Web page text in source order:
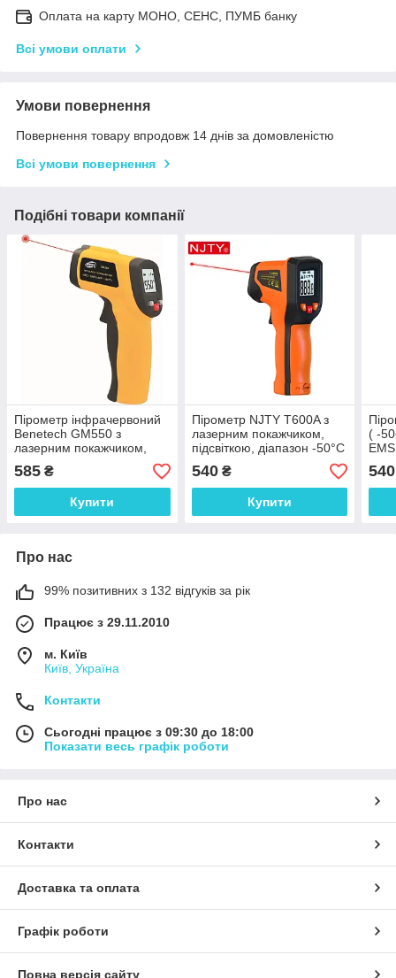
Оплата на карту МОНО, СЕНС, ПУМБ банку
Всі умови оплати
Умови повернення
Повернення товару впродовж 14 днів за домовленістю
Всі умови повернення
Подібні товари компанії
Пірометр інфрачервоний
Benetech GM550 з
лазерним покажчиком,
діапазон вимірювання
-50°C до +550°C, EMS
0.95
585 ₴
Купити
Пірометр NJTY T600A з
лазерним покажчиком,
підсвіткою, діапазон -50°C
~ 600°C, DS:12:1;
EMS:0,1~1,00
540₴
Купити
( -
540
Про нас
99% позитивних з 132 відгуків за рік
Працює з 29.11.2010
м. Київ
Київ, Україна
Контакти
Сьогодні працює з 09:30 до 18:00
Показати весь графік роботи
Про нас
Контакти
Доставка та оплата
Графік роботи
Повна версія сайту